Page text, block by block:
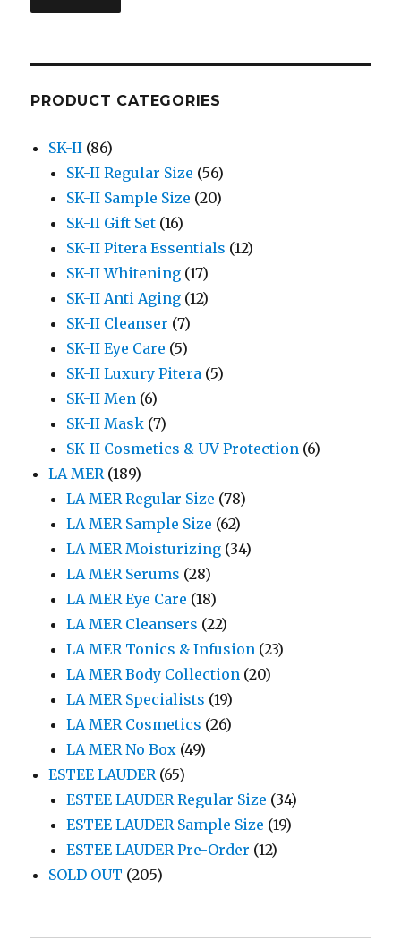
PRODUCT CATEGORIES
SK-II (86)
SK-II Regular Size (56)
SK-II Sample Size (20)
SK-II Gift Set (16)
SK-II Pitera Essentials (12)
SK-II Whitening (17)
SK-II Anti Aging (12)
SK-II Cleanser (7)
SK-II Eye Care (5)
SK-II Luxury Pitera (5)
SK-II Men (6)
SK-II Mask (7)
SK-II Cosmetics & UV Protection (6)
LA MER (189)
LA MER Regular Size (78)
LA MER Sample Size (62)
LA MER Moisturizing (34)
LA MER Serums (28)
LA MER Eye Care (18)
LA MER Cleansers (22)
LA MER Tonics & Infusion (23)
LA MER Body Collection (20)
LA MER Specialists (19)
LA MER Cosmetics (26)
LA MER No Box (49)
ESTEE LAUDER (65)
ESTEE LAUDER Regular Size (34)
ESTEE LAUDER Sample Size (19)
ESTEE LAUDER Pre-Order (12)
SOLD OUT (205)